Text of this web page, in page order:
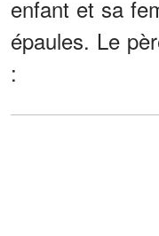
enfant et sa
épaules. Le
: